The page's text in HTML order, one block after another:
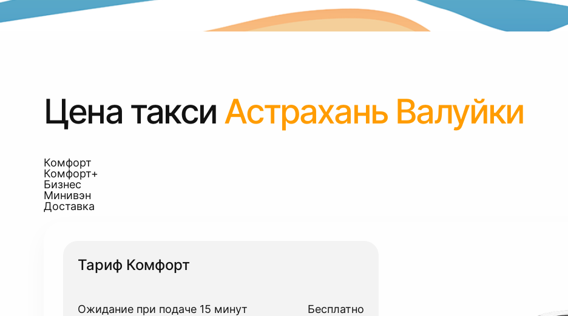
Цена такси Астрахань Валуйки
Комфорт
Комфорт+
Бизнес
Минивэн
Доставка
Тариф Комфорт
Ожидание при подаче 15 минут Бесплатно